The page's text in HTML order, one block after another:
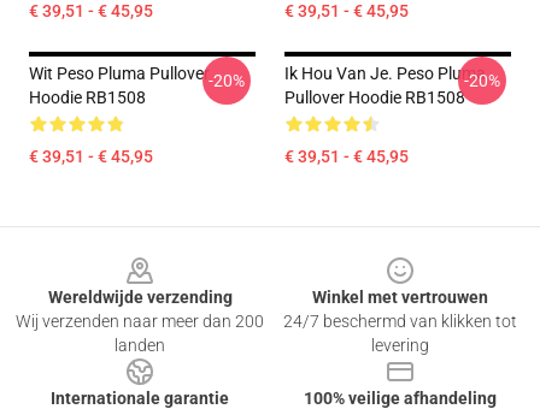
€ 39,51 - € 45,95 € 39,51 - € 45,95
Wit Peso Pluma Pullover
Hoodie RB1508
€ 39,51 - € 45,95
-20%
Ik Hou Van Je. Peso Pluma
Pullover Hoodie RB1508
€ 39,51 - € 45,95
-20%
Wereldwijde verzending
Wij verzenden naar meer dan 200
landen
Winkel met vertrouwen
24/7 beschermd van klikken tot
levering
Internationale garantie
100% veilige afhandeling